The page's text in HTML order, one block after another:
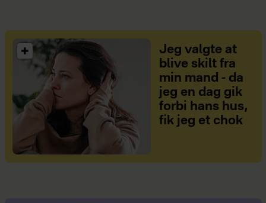
Jeg valgte at
blive skilt fra
min mand - da
jeg en dag gik
forbi hans hus,
fik jeg et chok